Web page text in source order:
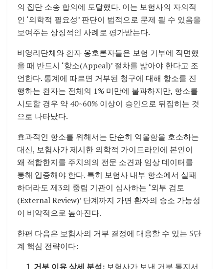
의 집단 소송 합의에 도달했다. 이는 보험사의 자의적
인 ‘의학적 필요성’ 판단이 법적으로 문제 될 수 있음을
보여주는 상징적인 사례로 평가받는다.
비영리단체와 환자 옹호론자들은 보험 거부에 직면했
을 때 반드시 ‘항소(Appeal)’ 절차를 밟아야 한다고 조
언한다. 통계에 따르면 거부된 청구에 대해 항소를 진
행하는 환자는 전체의 1% 미만에 불과하지만, 항소를
시도할 경우 약 40~60% 이상이 승인으로 뒤집히는 것
으로 나타났다.
효과적인 항소를 위해서는 단순히 억울함을 호소하는
대신, 보험사가 제시한 의학적 가이드라인에 본인이
왜 적합한지를 주치의의 전문 소견과 임상 데이터를
통해 입증해야 한다. 특히 보험사 내부 항소에서 실패
하더라도 제3의 중립 기관이 심사하는 ‘외부 검토
(External Review)’ 단계까지 가면 환자의 승소 가능성
이 비약적으로 높아진다.
한편 다음은 보험사의 거부 결정에 대응할 수 있는 5단
계 핵심 전략이다:
거부 이유 상세 분석: 보험사가 보낸 거부 통지서